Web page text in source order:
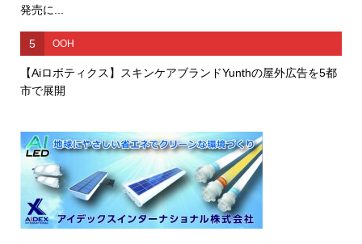
発売に...
5 OOH
【Aiロボティクス】スキンケアブランドYunthの屋外広告を5都
市で展開